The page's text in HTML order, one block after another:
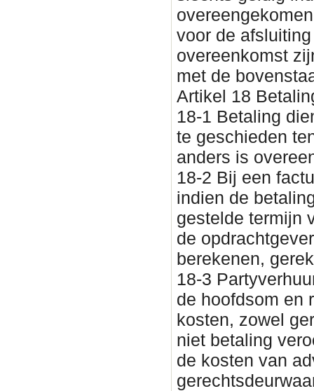
voor de
overeenkomst
met de
Artikel 18
18-1 Betaling
te geschieden
anders is
18-2 Bij een
indien de
gestelde termijn
de
berekenen,
18-3
de hoofdsom en
kosten, zowel
niet betaling
de kosten van